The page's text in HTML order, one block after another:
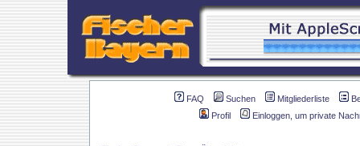
FAQ Suchen Mitgliederliste
Profil
Einloggen, um private